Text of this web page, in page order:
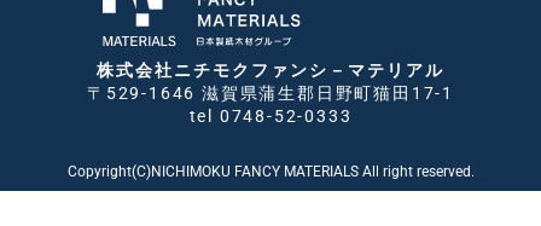
株式会社ニチモクファンシ－マテリアル
〒529-1646 滋賀県蒲生郡日野町猫田17-1
tel 0748-52-0333
Copyright(C)NICHIMOKU FANCY MATERIALS All right reserved.